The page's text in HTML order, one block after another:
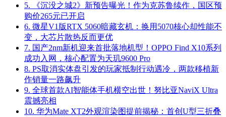
5. 《沉没之城2》新预告曝光！作为克苏鲁续作，国区预
购价265元已开启
6. 微星V1版RTX 5060暗藏玄机：换用5070核心却性能不
变，大芯片散热反而更优
7. 国产2nm新机迎来首批落地机型！OPPO Find X10系列
成功入网，核心配置为天玑9600 Pro
8. PS取消实体盘引发的玩家抵制行动遇冷，两款移植新
作销量一路飙升
9. 全球首款AI智能体手机横空出世！努比亚NaviX Ultra
震撼亮相
10. 华为Mate XT2外观渲染图提前揭秘：首创U型三折叠